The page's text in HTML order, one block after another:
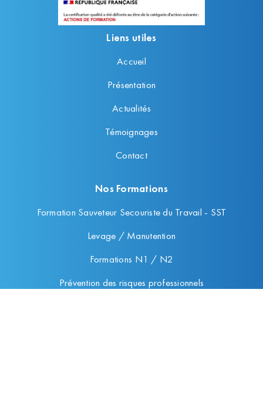
Liens utiles
Accueil
Présentation
Actualités
Témoignages
Contact
Nos Formations
Formation Sauveteur Secouriste du Travail - SST
Levage / Manutention
Formations N1 / N2
Prévention des risques professionnels